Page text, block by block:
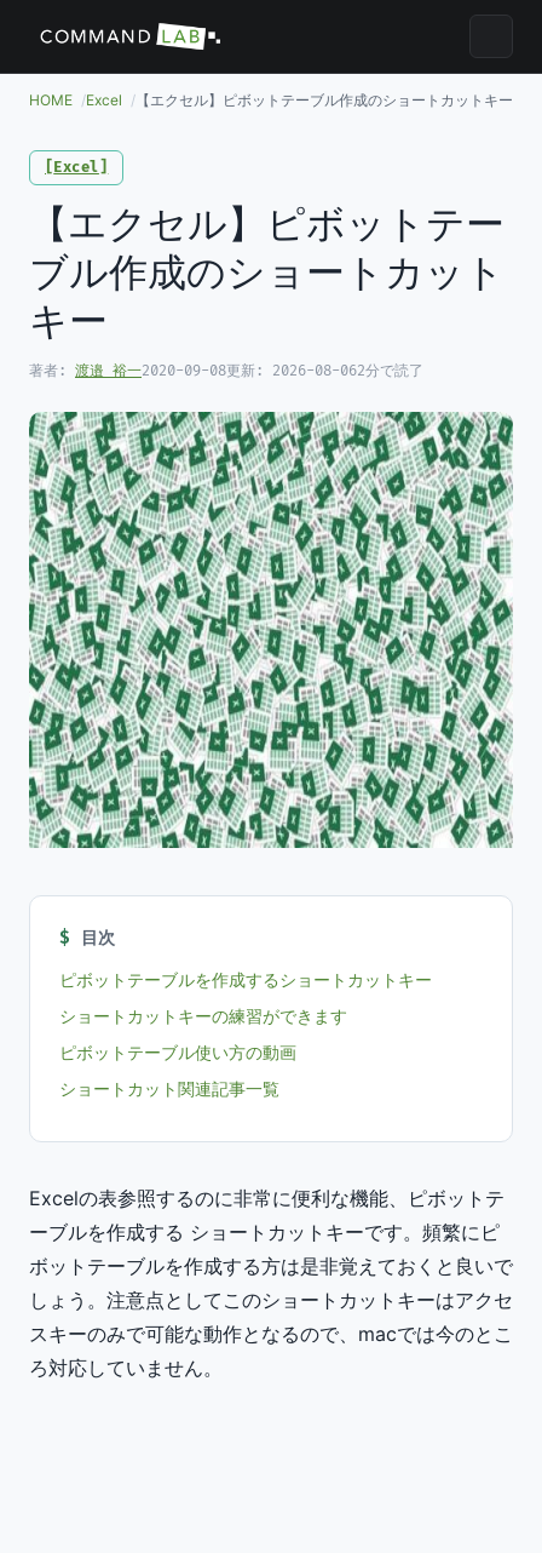
メニュ
HOME Excel 【エクセル】ピボットテーブル作成のショートカットキー
Excel
【エクセル】ピボットテー
ブル作成のショートカット
キー
著者: 渡邉 裕一2020-09-08更新: 2026-08-062分で読了
目次
ピボットテーブルを作成するショートカットキー
ショートカットキーの練習ができます
ピボットテーブル使い方の動画
ショートカット関連記事一覧
Excelの表参照するのに非常に便利な機能、ピボットテ
ーブルを作成する ショートカットキーです。頻繁にピ
ボットテーブルを作成する方は是非覚えておくと良いで
しょう。注意点としてこのショートカットキーはアクセ
スキーのみで可能な動作となるので、macでは今のとこ
ろ対応していません。